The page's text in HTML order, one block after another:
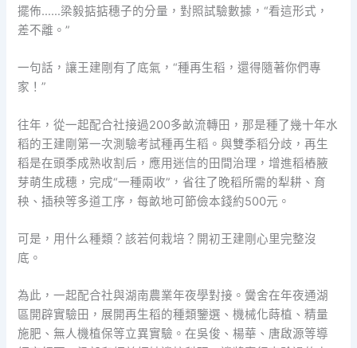
擺佈……梁毅掂掂穗子的分量，對照試驗數據，“看這形式，
差不離。”
一句話，讓王建剛有了底氣，“種再生稻，還得隨著你們專
家！”
往年，從一起配合社接過200多畝流轉田，那是種了幾十年水
稻的王建剛第一次測驗考試種再生稻。與雙季稻分歧，再生
稻是在頭季成熟收割后，應用迷信的田間治理，增進稻樁腋
芽萌生成穗，完成“一種兩收”，省往了晚稻所需的犁耕、育
秧、插秧等多道工序，每畝地可節儉本錢約500元。
可是，用什么種類？該若何栽培？開初王建剛心里完整沒
底。
為此，一起配合社與湖南農業年夜學對接。黌舍在年夜通湖
區開辟實驗田，展開再生稻的種類鑒選、機械化蒔植、精量
施肥、無人機植保等立異實驗。在吳俊、楊華、唐啟源等導